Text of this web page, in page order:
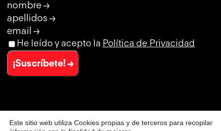
nombre →
apellidos →
email →
He leído y acepto la Política de Privacidad
¡Suscríbete! →
© CLUB DE CREATIVIDAD
Este sitio web utiliza Cookies propias y de terceros para recopilar